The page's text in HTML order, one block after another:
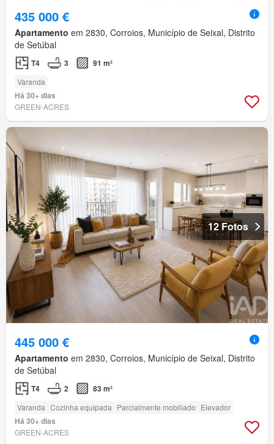
435 000 €
Apartamento em 2830, Corroios, Município de Seixal, Distrito
de Setúbal
T4 3 91 m²
Varanda
Há 30+ dias
GREEN-ACRES
12 Fotos
445 000 €
Apartamento em 2830, Corroios, Município de Seixal, Distrito
de Setúbal
T4 2 83 m²
Varanda Cozinha equipada Parcialmente mobiliado Elevador
Há 30+ dias
GREEN-ACRES